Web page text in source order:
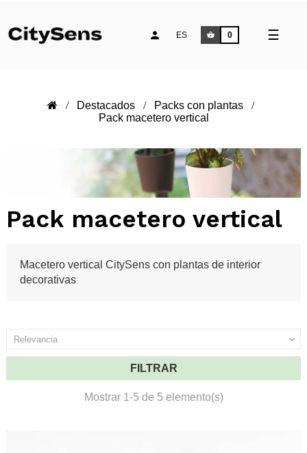
☰
ES 0
Destacados
Packs con plantas
Pack macetero vertical
Pack macetero vertical
Macetero vertical CitySens con plantas de interior
decorativas
Relevancia 
FILTRAR
Mostrar 1-5 de 5 elemento(s)